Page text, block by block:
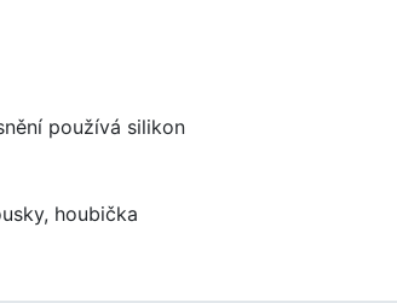
používá silikon
houbička